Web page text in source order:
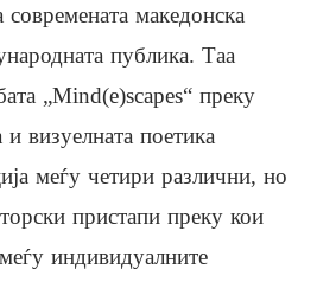
современата македонска
публика. Таа
„Mind(e)scapes“ преку
визуелната поетика
меѓу четири различни, но
пристапи преку кои
индивидуалните